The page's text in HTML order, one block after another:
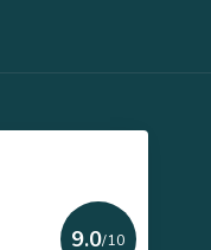
9.0/10